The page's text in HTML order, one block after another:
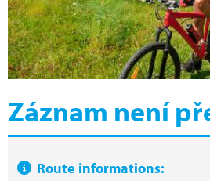
Záznam není
Route informations: